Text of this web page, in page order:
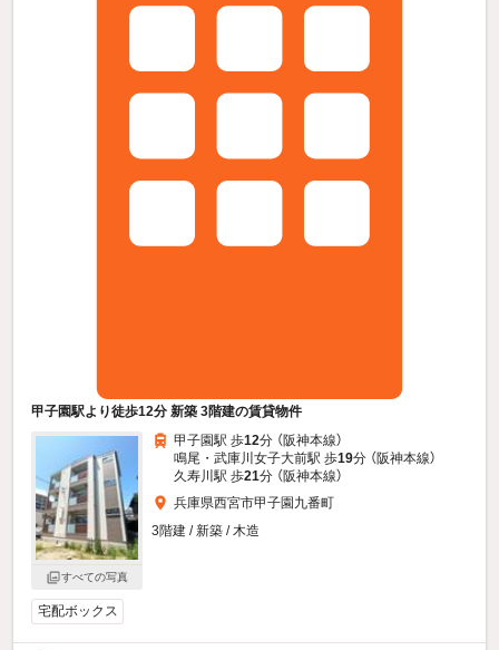
甲子園駅より徒歩12分 新築 3階建の賃貸物件
すべての写真
甲子園駅 歩12分 （阪神本線）
鳴尾・武庫川女子大前駅 歩19分 （阪神本線）
久寿川駅 歩21分 （阪神本線）
兵庫県西宮市甲子園九番町
3階建 / 新築 / 木造
宅配ボックス